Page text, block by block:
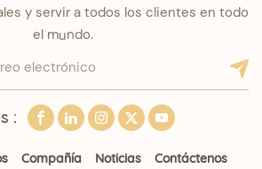
y servir a todos los clientes en todo
el mundo.
:
Compañía Noticias
Contáctenos